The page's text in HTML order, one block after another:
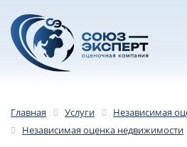
Главная Услуги
Независимая
Независимая оценка недвижимости